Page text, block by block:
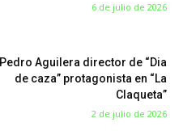
6 de julio de 2026
Pedro Aguilera director de “Dia
de caza” protagonista en “La
Claqueta”
2 de julio de 2026